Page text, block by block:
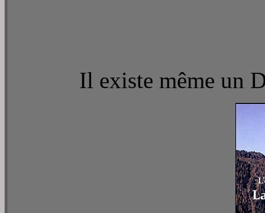
Il existe même un